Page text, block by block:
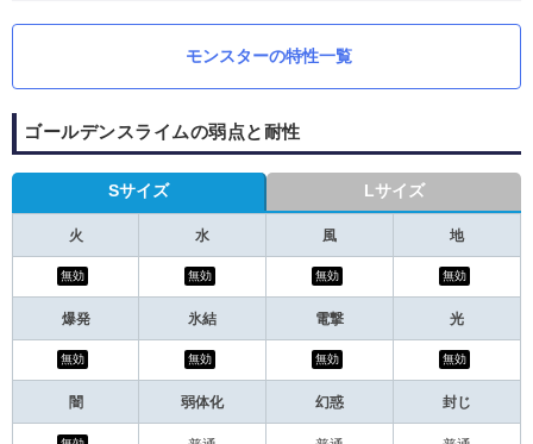
モンスターの特性一覧
ゴールデンスライムの弱点と耐性
Sサイズ Lサイズ
火 水 風 地
無効 無効 無効 無効
爆発 氷結 電撃 光
無効 無効 無効 無効
闇 弱体化 幻惑 封じ